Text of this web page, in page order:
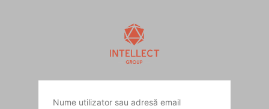
Nume utilizator sau adresă email